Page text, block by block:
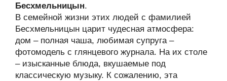
Бесхмельницын.
В семейной жизни этих людей с фамилией
Бесхмельницын царит чудесная атмосфера:
дом – полная чаша, любимая супруга –
фотомодель с глянцевого журнала. На их столе
– изысканные блюда, вкушаемые под
классическую музыку. К сожалению, эта